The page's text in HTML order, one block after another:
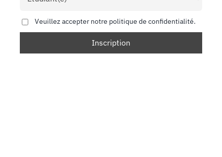
Veuillez accepter notre politique de confidentialité.